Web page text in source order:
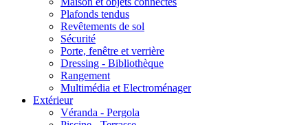
Plafonds tendus
Revêtements de sol
Sécurité
Porte, fenêtre et verrière
Dressing - Bibliothèque
Rangement
Multimédia et Electroménager
Extérieur
Véranda - Pergola